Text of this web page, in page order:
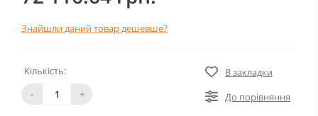
Знайшли даний товар дешевше?
Кількість:
-
+
В закладки
До порівняння